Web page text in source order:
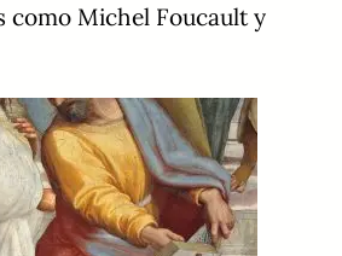
como Michel Foucault y